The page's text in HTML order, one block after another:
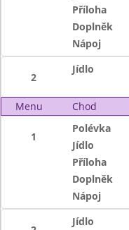
Příloha
Doplněk
Nápoj
2
Jídlo
Menu Chod
1
Polévka
Jídlo
Příloha
Doplněk
Nápoj
Jídlo